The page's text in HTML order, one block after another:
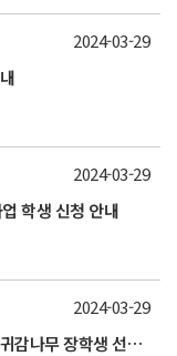
2024-03-29
학생 신청 안내
2024-03-29
2024학년도 1학기 준제장학회 키움나무 및 귀감나무 장학생 선발 안내
2024-03-29